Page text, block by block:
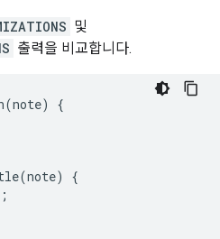
및
출력을 비교합니다.
(note)
{
(note)
{